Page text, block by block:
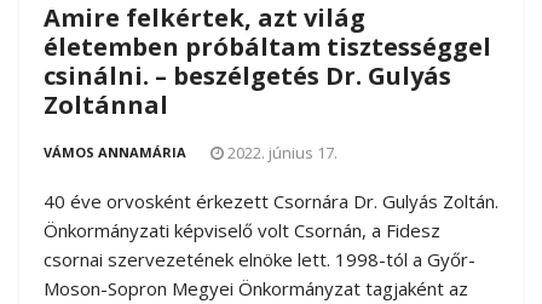
Amire felkértek, azt világ
életemben próbáltam tisztességgel
csinálni. – beszélgetés Dr. Gulyás
Zoltánnal
VÁMOS ANNAMÁRIA 2022. június 17.
40 éve orvosként érkezett Csornára Dr. Gulyás Zoltán.
Önkormányzati képviselő volt Csornán, a Fidesz
csornai szervezetének elnöke lett. 1998-tól a Győr-
Moson-Sopron Megyei Önkormányzat tagjaként az